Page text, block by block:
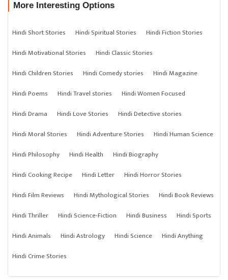
More Interesting Options
Hindi Short Stories Hindi Spiritual Stories
Hindi Fiction Stories
Hindi Motivational Stories
Hindi Classic Stories
Hindi Children Stories
Hindi Comedy stories
Hindi Magazine
Hindi Poems
Hindi Travel stories
Hindi Women Focused
Hindi Drama
Hindi Love Stories
Hindi Detective stories
Hindi Moral Stories
Hindi Adventure Stories
Hindi Human Science
Hindi Philosophy
Hindi Health
Hindi Biography
Hindi Cooking Recipe
Hindi Letter
Hindi Horror Stories
Hindi Film Reviews
Hindi Mythological Stories
Hindi Book Reviews
Hindi Thriller
Hindi Science-Fiction Hindi Business
Hindi Sports
Hindi Animals
Hindi Astrology Hindi Science
Hindi Anything
Hindi Crime Stories